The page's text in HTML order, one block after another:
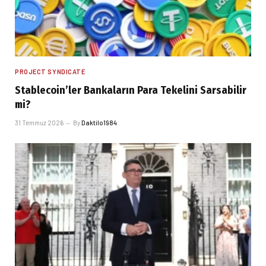
PROJECT SYNDICATE
Stablecoin’ler Bankaların Para Tekelini Sarsabilir
mi?
31 Temmuz 2026 ByDaktilo1984